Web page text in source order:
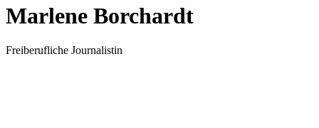
Marlene Borchardt
Freiberufliche Journalistin